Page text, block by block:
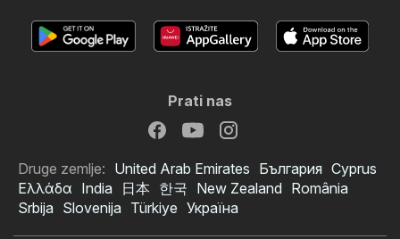
Prati nas
Druge zemlje: United Arab Emirates България Cyprus
Ελλάδα India 日本 한국 New Zealand România
Srbija Slovenija Türkiye Україна